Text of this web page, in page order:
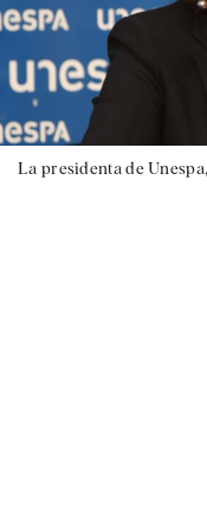
La presidenta de